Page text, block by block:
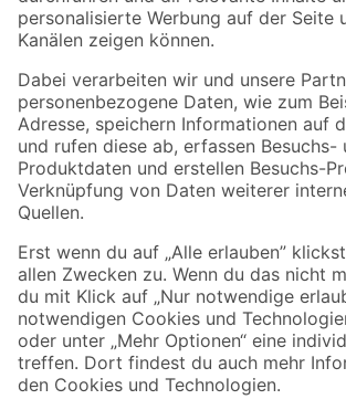
Folge uns
Zahlungsarten Versandarten
Sicher einkaufen
Jetzt die toom-App herunterladen